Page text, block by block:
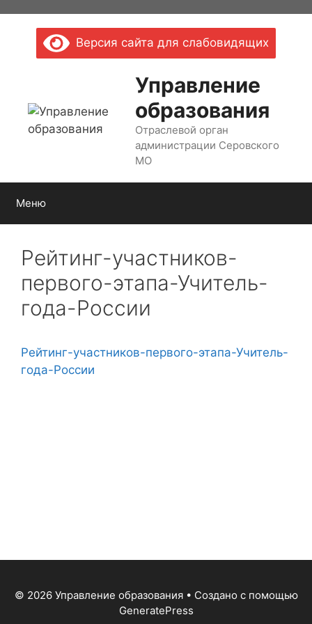
содержимомуВерсия сайта для слабовидящих
Управление
образования
Отраслевой орган
администрации Серовского
МО
Меню
Рейтинг-участников-
первого-этапа-Учитель-
года-России
Рейтинг-участников-первого-этапа-Учитель-
года-России
© 2026 Управление образования• Создано с помощью
GeneratePress